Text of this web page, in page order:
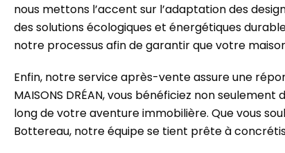
nous mettons l’accent sur l’adaptation des
des solutions écologiques et énergétiques
notre processus afin de garantir que votre
Enfin, notre service après-vente assure une
MAISONS DRÉAN, vous bénéficiez non
long de votre aventure immobilière. Que vous
Bottereau, notre équipe se tient prête à